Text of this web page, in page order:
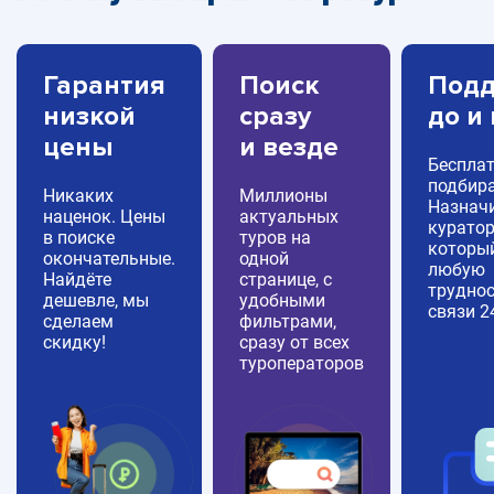
Гарантия
низкой
цены
Никаких
наценок. Цены
в поиске
окончательные.
Найдёте
дешевле, мы
сделаем
скидку!
Поиск
сразу
и везде
Миллионы
актуальных
туров на
одной
странице, с
удобными
фильтрами,
сразу от всех
туроператоров
до и
любую
связи